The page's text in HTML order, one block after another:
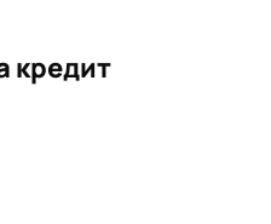
кредит